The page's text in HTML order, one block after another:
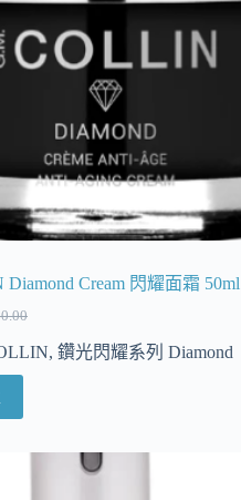
Cream 閃耀面霜 50ml
, 鑽光閃耀系列 Diamond